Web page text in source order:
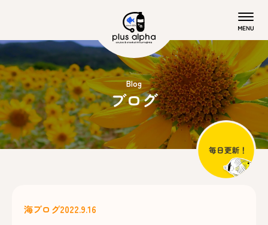
Blog
ブログ
海ブログ2022.9.16